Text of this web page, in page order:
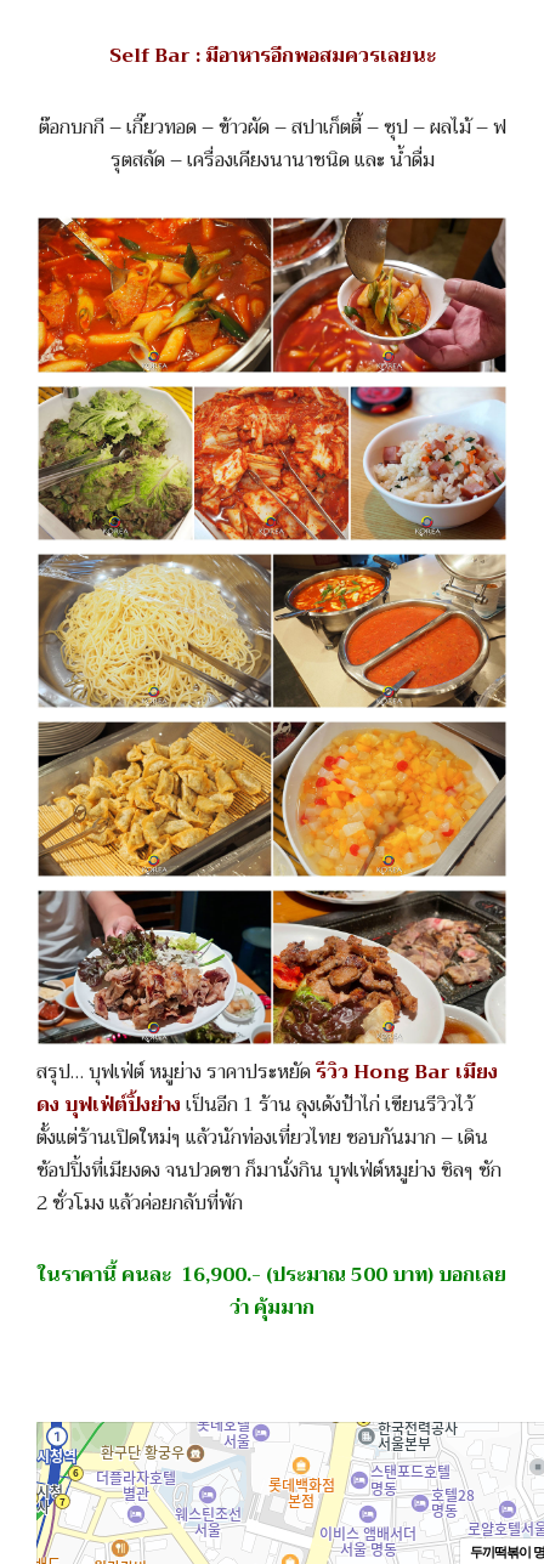
Self Bar : มีอาหารอีกพอสมควรเลยนะ
ต๊อกบกกี – เกี๊ยวทอด – ข้าวผัด – สปาเก็ตตี้ – ซุป – ผลไม้ – ฟ
รุตสลัด – เครื่องเคียงนานาชนิด และ น้ำดื่ม
สรุป… บุฟเฟ่ต์ หมูย่าง ราคาประหยัดรีวิว Hong Bar เมียง
ดง บุฟเฟ่ต์ปิ้งย่างเป็นอีก 1 ร้าน ลุงเด้งป้าไก่ เขียนรีวิวไว้
ตั้งแต่ร้านเปิดใหม่ๆ แล้วนักท่องเที่ยวไทย ชอบกันมาก – เดิน
ช้อปปิ้งที่เมียงดง จนปวดขา ก็มานั่งกิน บุฟเฟ่ต์หมูย่าง ชิลๆ ซัก
2 ชั่วโมง แล้วค่อยกลับที่พัก
ในราคานี้ คนละ 16,900.- (ประมาณ 500 บาท) บอกเลย
ว่า คุ้มมาก
두끼떡볶이